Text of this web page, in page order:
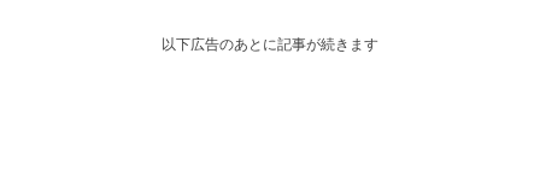
以下広告のあとに記事が続きます